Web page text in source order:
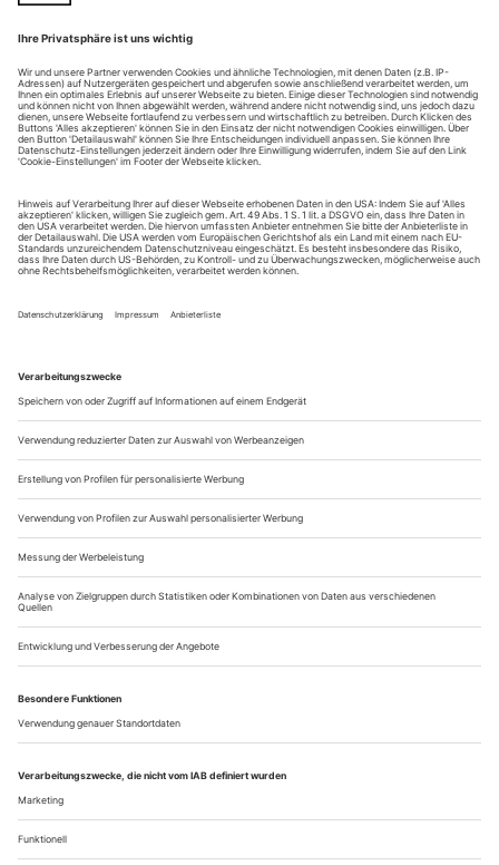
11. März stattfinden. Der Veranstaltung ging der
hervorragende...
50 jahre judson church
Improvisation. Choreografie als Zufall. Und Musik bloß dann, wenn
John Cage beteiligt war oder Pauline Oliveros, die sich mit Elaine
Summers trifft.
«Wir kennen uns schon seit über hundert Jahren. Das stimmt
doch?», wendet sich Elaine Summers, 86, an ihre wesentlich
jüngere Freundin Pauline Oliveros, 78. Hinter Elaine
Cunningham und John Cage ihren ersten Kuss gaben. Überall
ihren Abtransport ins...
ausstellungen und tanz im TV
TV
3sat, www.3sat.de
4. Febr., 20.15h: «Alonzo King Lines Ballet»: Aus Alonzo
Kings Repertoire werden zwei Choreografien gezeigt, die in
San Francisco 2011 aufge­zeichnet wurden: «Scheherazade»
und «Triangle of the Squinches»
arte, www.artepro.com
7. Jan., 1.20h: «Der Nussknacker», Ch.: Aaron S. Watkin,
Semperoper Ballett, Dresden, D 2011
7. Jan., 17.30h: «Metropolis»...